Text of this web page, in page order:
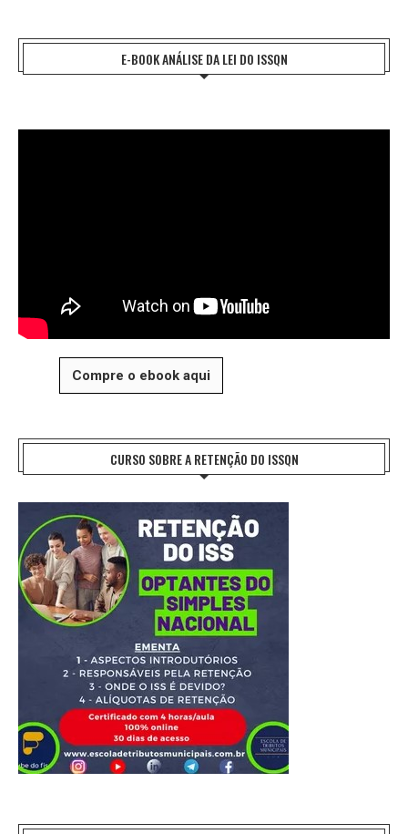
E-BOOK ANÁLISE DA LEI DO ISSQN
Compre o ebook aqui
CURSO SOBRE A RETENÇÃO DO ISSQN